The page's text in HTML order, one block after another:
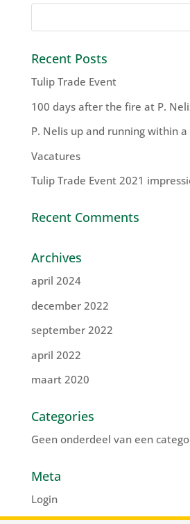
Recent Posts
Tulip Trade Event
100 days after the fire at P.
P. Nelis up and running within
Vacatures
Tulip Trade Event 2021
Recent Comments
Archives
april 2024
december 2022
september 2022
april 2022
maart 2020
Categories
Geen onderdeel van een
Meta
Login